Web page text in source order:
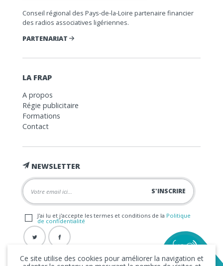
Conseil régional des Pays-de-la-Loire partenaire financier
des radios associatives ligériennes.
PARTENARIAT
LA FRAP
A propos
Régie publicitaire
Formations
Contact
NEWSLETTER
J'ai lu et j'accepte les termes et conditions de la Politique
de confidentialité
Ce site utilise des cookies pour améliorer la navigation et